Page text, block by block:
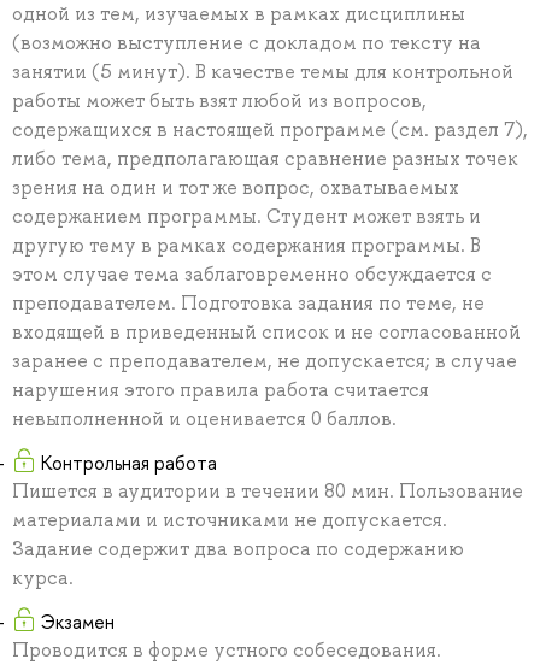
одной из тем, изучаемых в рамках дисциплины
(возможно выступление с докладом по тексту на
занятии (5 минут). В качестве темы для контрольной
работы может быть взят любой из вопросов,
содержащихся в настоящей программе (см. раздел 7),
либо тема, предполагающая сравнение разных точек
зрения на один и тот же вопрос, охватываемых
содержанием программы. Студент может взять и
другую тему в рамках содержания программы. В
этом случае тема заблаговременно обсуждается с
преподавателем. Подготовка задания по теме, не
входящей в приведенный список и не согласованной
заранее с преподавателем, не допускается; в случае
нарушения этого правила работа считается
невыполненной и оценивается 0 баллов.
Контрольная работа
Пишется в аудитории в течении 80 мин. Пользование
материалами и источниками не допускается.
Задание содержит два вопроса по содержанию
курса.
Экзамен
Проводится в форме устного собеседования.